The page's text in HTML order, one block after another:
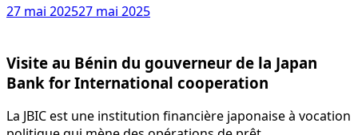
27 mai 202527 mai 2025
Visite au Bénin du gouverneur de la Japan
Bank for International cooperation
La JBIC est une institution financière japonaise à vocation